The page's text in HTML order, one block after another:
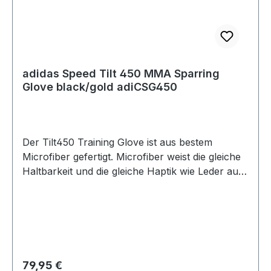
adidas Speed Tilt 450 MMA Sparring
Glove black/gold adiCSG450
Der Tilt450 Training Glove ist aus bestem
Microfiber gefertigt. Microfiber weist die gleiche
Haltbarkeit und die gleiche Haptik wie Leder auf,
ausgestattet, das Handgelenk kann in seiner
Regulärer Preis:
79,95 €